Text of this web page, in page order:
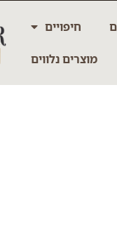
חיפויים
מוצרים נלווים